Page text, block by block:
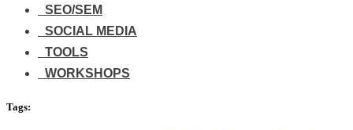
SEO/SEM
SOCIAL MEDIA
TOOLS
WORKSHOPS
Tags: